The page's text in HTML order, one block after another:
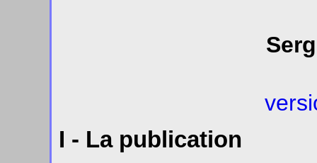
I - La publication